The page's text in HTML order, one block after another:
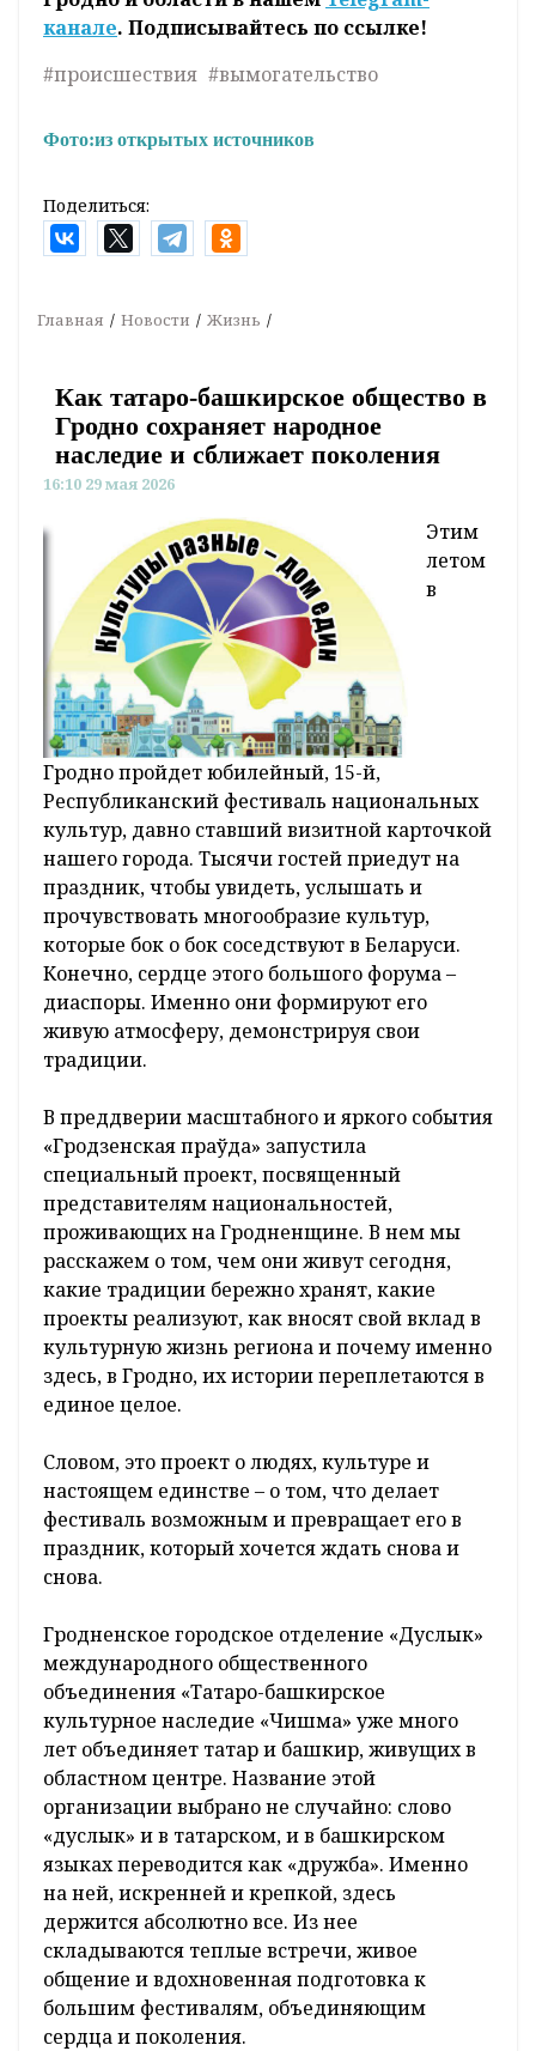
канале. Подписывайтесь по ссылке!
#происшествия #вымогательство
Фото:из открытых источников
Поделиться:
Главная Новости Жизнь
Как татаро-башкирское общество в
Гродно сохраняет народное
наследие и сближает поколения
16:10 29 мая 2026
Этим
летом
в
Гродно пройдет юбилейный, 15-й,
Республиканский фестиваль национальных
культур, давно ставший визитной карточкой
нашего города. Тысячи гостей приедут на
праздник, чтобы увидеть, услышать и
прочувствовать многообразие культур,
которые бок о бок соседствуют в Беларуси.
Конечно, сердце этого большого форума –
диаспоры. Именно они формируют его
живую атмосферу, демонстрируя свои
традиции.
В преддверии масштабного и яркого события
«Гро­дзенская праўда» запустила
специальный проект, посвященный
представителям национальностей,
проживающих на Гродненщине. В нем мы
расскажем о том, чем они живут сегодня,
какие традиции бережно хранят, какие
проекты реализуют, как вносят свой вклад в
культурную жизнь региона и почему именно
здесь, в Гродно, их истории переплетаются в
единое целое.
Словом, это проект о людях, культуре и
настоящем единстве – о том, что делает
фестиваль возможным и превращает его в
праздник, который хочется ждать снова и
снова.
Гродненское городское отделение «Дуслык»
международного общественного
объединения «Татаро-башкирское
культурное наследие «Чишма» уже много
лет объединяет татар и башкир, живущих в
областном центре. Название этой
организации выбрано не случайно: слово
«дуслык» и в татарском, и в башкирском
языках переводится как «дружба». Именно
на ней, искренней и крепкой, здесь
держится абсолютно все. Из нее
складываются теплые встречи, живое
общение и вдохновенная подготовка к
большим фестивалям, объединяющим
сердца и поколения.